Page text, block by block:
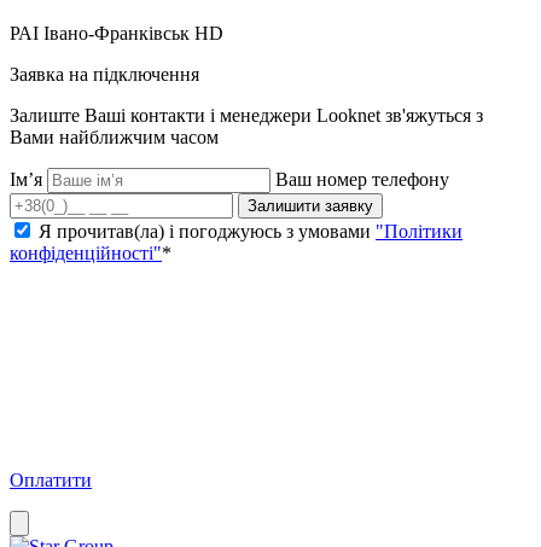
РАI Івано-Франківськ HD
Заявка на підключення
Залиште Ваші контакти і менеджери Looknet зв'яжуться з
Вами найближчим часом
Ім’я Ваш номер телефону
Залишити заявку
Я прочитав(ла) і погоджуюсь з умовами "Політики
конфіденційності"*
Оплатити